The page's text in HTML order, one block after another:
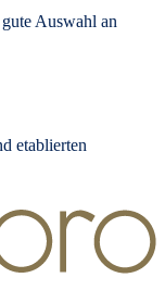
Auswahl an
etablierten